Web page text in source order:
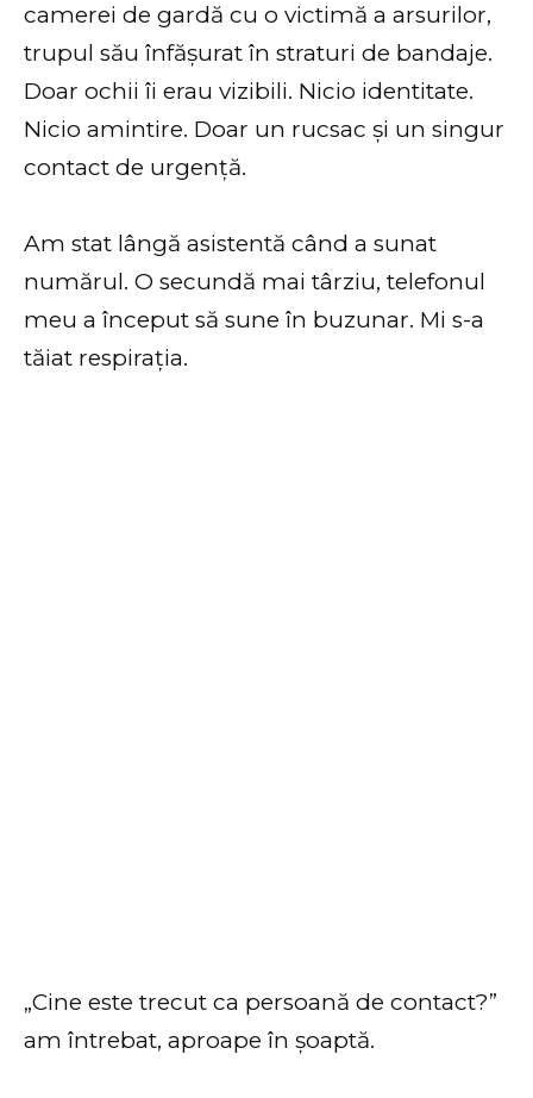
camerei de gardă cu o victimă a arsurilor,
trupul său înfășurat în straturi de bandaje.
Doar ochii îi erau vizibili. Nicio identitate.
Nicio amintire. Doar un rucsac și un singur
contact de urgență.
Am stat lângă asistentă când a sunat
numărul. O secundă mai târziu, telefonul
meu a început să sune în buzunar. Mi s-a
tăiat respirația.
„Cine este trecut ca persoană de contact?”
am întrebat, aproape în șoaptă.